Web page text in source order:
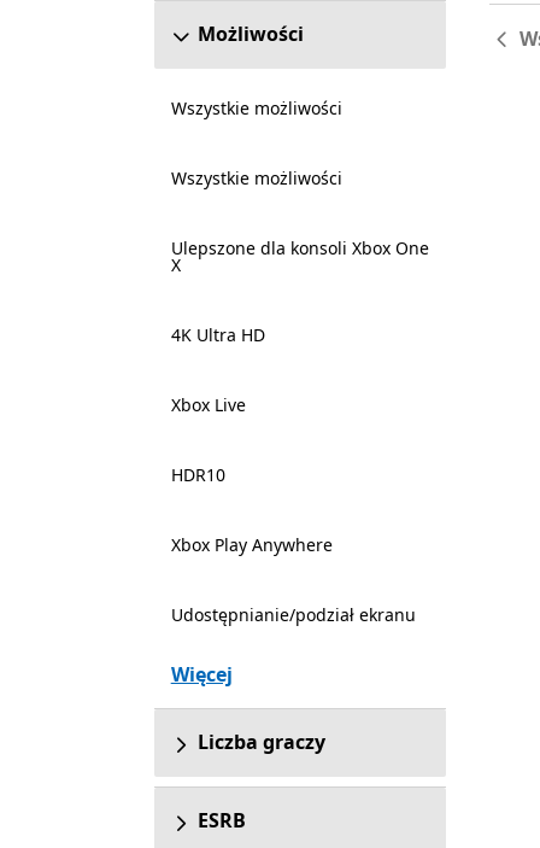
Możliwości
Wszystkie możliwości
Wszystkie możliwości
Ulepszone dla konsoli Xbox One
X
4K Ultra HD
Xbox Live
HDR10
Xbox Play Anywhere
Udostępnianie/podział ekranu
Więcej
Liczba graczy
ESRB